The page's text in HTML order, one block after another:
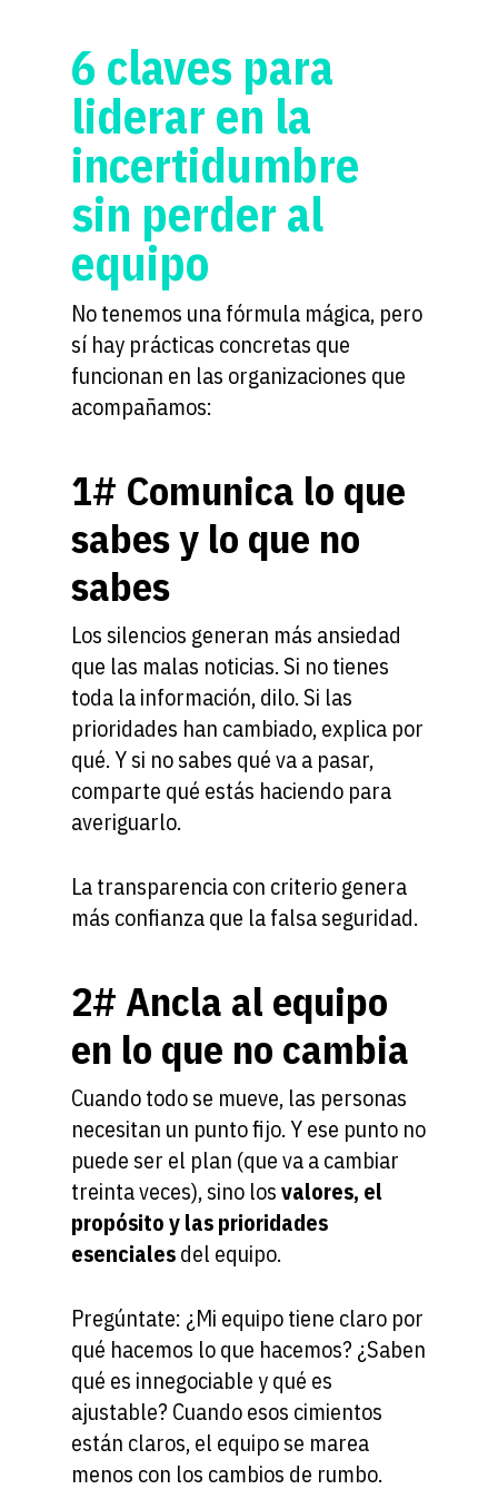
6 claves para
liderar en la
incertidumbre
sin perder al
equipo
No tenemos una fórmula mágica, pero
sí hay prácticas concretas que
funcionan en las organizaciones que
acompañamos:
1# Comunica lo que
sabes y lo que no
sabes
Los silencios generan más ansiedad
que las malas noticias. Si no tienes
toda la información, dilo. Si las
prioridades han cambiado, explica por
qué. Y si no sabes qué va a pasar,
comparte qué estás haciendo para
averiguarlo.
La transparencia con criterio genera
más confianza que la falsa seguridad.
2# Ancla al equipo
en lo que no cambia
Cuando todo se mueve, las personas
necesitan un punto fijo. Y ese punto no
puede ser el plan (que va a cambiar
treinta veces), sino losvalores, el
propósito y las prioridades
esencialesdel equipo.
Pregúntate: ¿Mi equipo tiene claro por
qué hacemos lo que hacemos? ¿Saben
qué es innegociable y qué es
ajustable? Cuando esos cimientos
están claros, el equipo se marea
menos con los cambios de rumbo.
Home
Liderazgo
Inteligencia
Profesional
Cultura
Organizacional
Clientes
Blog
Contacto